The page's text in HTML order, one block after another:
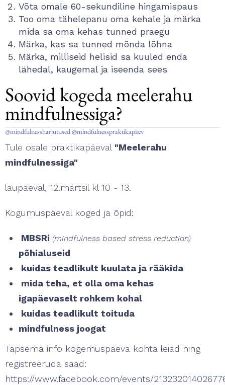
Võta omale 60-sekundiline hingamispaus
Too oma tähelepanu oma kehale ja märka
mida sa oma kehas tunned praegu
Märka, kas sa tunned mõnda lõhna
Märka, milliseid helisid sa kuuled enda
lähedal, kaugemal ja iseenda sees
Soovid kogeda meelerahu
mindfulnessiga?
@mindfulnessharjutused @mindfulnesspraktikapäev
Tule osale praktikapäeval "Meelerahu
mindfulnessiga"
laupäeval, 12.märtsil kl 10 - 13.
Kogumuspäeval koged ja õpid:
MBSRi (mindfulness based stress reduction)
põhialuseid
kuidas teadlikult kuulata ja rääkida
mida teha, et olla oma kehas
igapäevaselt rohkem kohal
kuidas teadlikult toituda
mindfulness joogat
Täpsema info kogemuspäeva kohta leiad ning
registreeruda saad:
https://www.facebook.com/events/